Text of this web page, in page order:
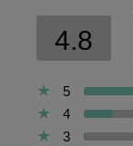
4.8
5
4
3